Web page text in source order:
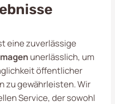
eine zuverlässige
unerlässlich, um
öffentlicher
zu gewährleisten. Wir
Service, der sowohl